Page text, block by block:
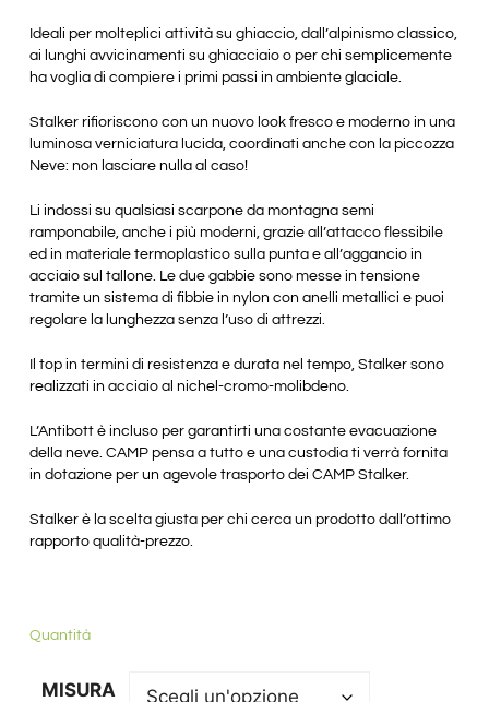
Ideali per molteplici attività su ghiaccio, dall’alpinismo classico,
ai lunghi avvicinamenti su ghiacciaio o per chi semplicemente
ha voglia di compiere i primi passi in ambiente glaciale.
Stalker rifioriscono con un nuovo look fresco e moderno in una
luminosa verniciatura lucida, coordinati anche con la piccozza
Neve: non lasciare nulla al caso!
Li indossi su qualsiasi scarpone da montagna semi
ramponabile, anche i più moderni, grazie all’attacco flessibile
ed in materiale termoplastico sulla punta e all’aggancio in
acciaio sul tallone. Le due gabbie sono messe in tensione
tramite un sistema di fibbie in nylon con anelli metallici e puoi
regolare la lunghezza senza l’uso di attrezzi.
Il top in termini di resistenza e durata nel tempo, Stalker sono
realizzati in acciaio al nichel-cromo-molibdeno.
L’Antibott è incluso per garantirti una costante evacuazione
della neve. CAMP pensa a tutto e una custodia ti verrà fornita
in dotazione per un agevole trasporto dei CAMP Stalker.
Stalker è la scelta giusta per chi cerca un prodotto dall’ottimo
rapporto qualità-prezzo.
Quantità
MISURA